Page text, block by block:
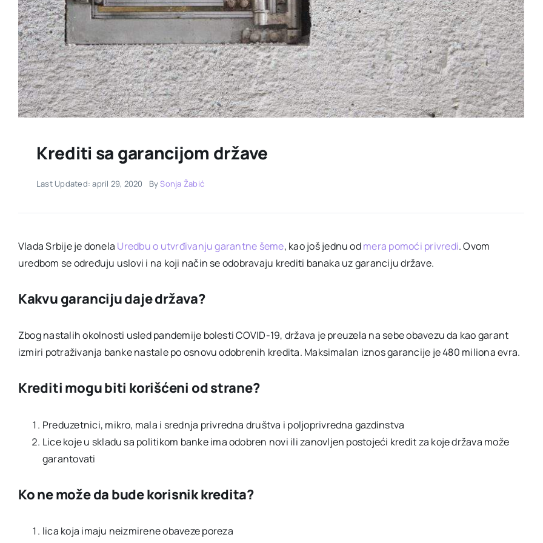
Krediti sa garancijom države
Last Updated: april 29, 2020 BySonja Žabić
Vlada Srbije je donela Uredbu o utvrđivanju garantne šeme, kao još jednu odmera pomoći privredi. Ovom
uredbom se određuju uslovi i na koji način se odobravaju krediti banaka uz garanciju države.
Kakvu garanciju daje država?
Zbog nastalih okolnosti usled pandemije bolesti COVID-19, država je preuzela na sebe obavezu da kao garant
izmiri potraživanja banke nastale po osnovu odobrenih kredita. Maksimalan iznos garancije je 480 miliona evra.
Krediti mogu biti korišćeni od strane?
Preduzetnici, mikro, mala i srednja privredna društva i poljoprivredna gazdinstva
Lice koje u skladu sa politikom banke ima odobren novi ili zanovljen postojeći kredit za koje država može
garantovati
Ko ne može da bude korisnik kredita?
lica koja imaju neizmirene obaveze poreza